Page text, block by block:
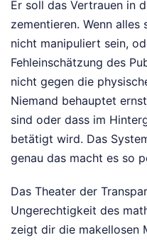
Er soll das Vertrauen in
zementieren. Wenn
nicht manipuliert sein,
Fehleinschätzung des
nicht gegen die
Niemand behauptet
sind oder dass im
betätigt wird. Das
genau das macht es so
Das Theater der
Ungerechtigkeit des
zeigt dir die makellosen